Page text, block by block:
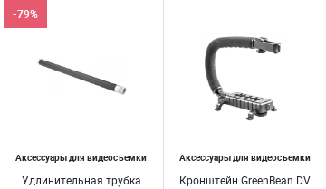
Аксессуары для видеосъемки
Удлинительная трубка
-79%
Аксессуары для видеосъемки
Кронштейн GreenBean DV